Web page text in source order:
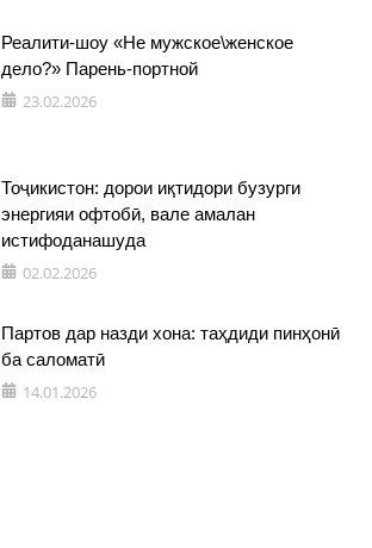
Реалити-шоу «Не мужское\женское
дело?» Парень-портной
23.02.2026
Тоҷикистон: дорои иқтидори бузурги
энергияи офтобӣ, вале амалан
истифоданашуда
02.02.2026
Партов дар назди хона: таҳдиди пинҳонӣ
ба саломатӣ
14.01.2026